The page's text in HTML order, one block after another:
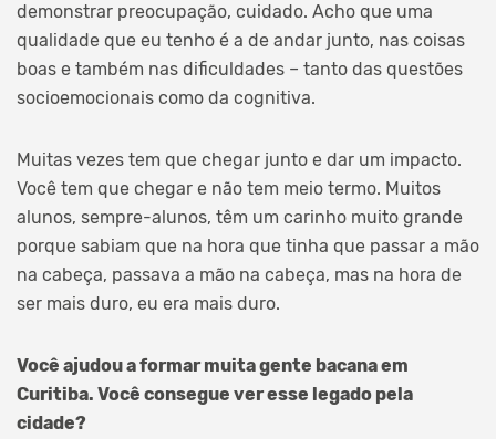
demonstrar preocupação, cuidado. Acho que uma
qualidade que eu tenho é a de andar junto, nas coisas
boas e também nas dificuldades – tanto das questões
socioemocionais como da cognitiva.
Muitas vezes tem que chegar junto e dar um impacto.
Você tem que chegar e não tem meio termo. Muitos
alunos, sempre-alunos, têm um carinho muito grande
porque sabiam que na hora que tinha que passar a mão
na cabeça, passava a mão na cabeça, mas na hora de
ser mais duro, eu era mais duro.
Você ajudou a formar muita gente bacana em
Curitiba. Você consegue ver esse legado pela
cidade?